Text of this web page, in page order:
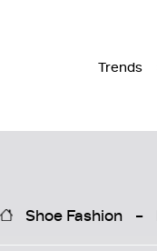
Trends
Shoe Fashion